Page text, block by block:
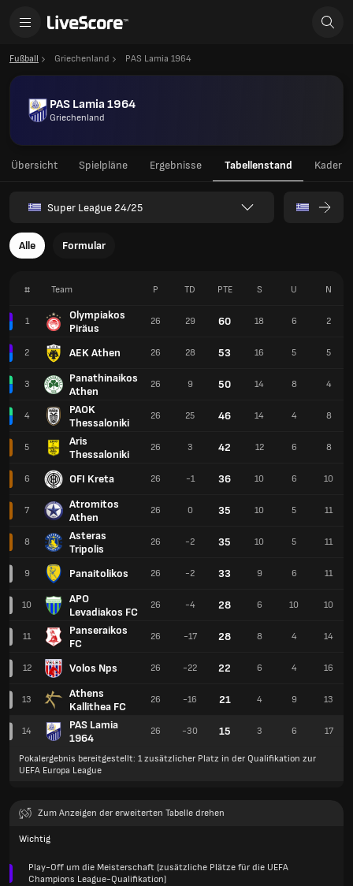
Fußball Griechenland PAS Lamia 1964
PAS Lamia 1964
Griechenland
Übersicht Spielpläne Ergebnisse Tabellenstand Kader
Super League 24/25
Alle Formular
# Team
1
Olympiakos
Piräus
2 AEK Athen
3
Panathinaikos
Athen
4
PAOK
Thessaloniki
5
Aris
Thessaloniki
6 OFI Kreta
7
Atromitos
Athen
8
Asteras
Tripolis
9 Panaitolikos
10
APO
Levadiakos FC
11
Panseraikos
FC
12 Volos Nps
13
Athens
Kallithea FC
14
PAS Lamia
1964
P TD PTE S U N
26 29 60 18 6 2
26 28 53 16 5 5
26 9 50 14 8 4
26 25 46 14 4 8
26 3 42 12 6 8
26 -1 36 10 6 10
26 0 35 10 5 11
26 -2 35 10 5 11
26 -2 33 9 6 11
26 -4 28 6 10 10
26 -17 28 8 4 14
26 -22 22 6 4 16
26 -16 21 4 9 13
26 -30 15 3 6 17
Pokalergebnis bereitgestellt: 1 zusätzlicher Platz in der Qualifikation zur
UEFA Europa League
Zum Anzeigen der erweiterten Tabelle drehen
Wichtig
Play-Off um die Meisterschaft (zusätzliche Plätze für die UEFA
Champions League-Qualifikation)